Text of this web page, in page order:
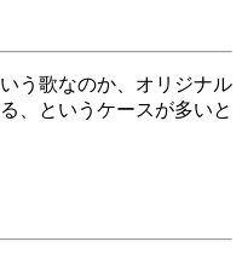
う歌なのか、オリジナル
、というケースが多いと